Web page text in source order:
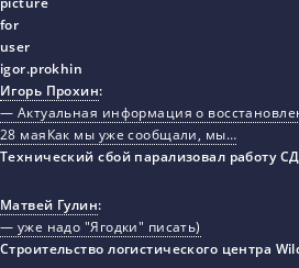
Игорь Прохин:
— Актуальная информация о
28 маяКак мы уже сообщали, мы…
Технический сбой парализовал работу
Матвей Гулин:
— уже надо "Ягодки" писать)
Строительство логистического центра